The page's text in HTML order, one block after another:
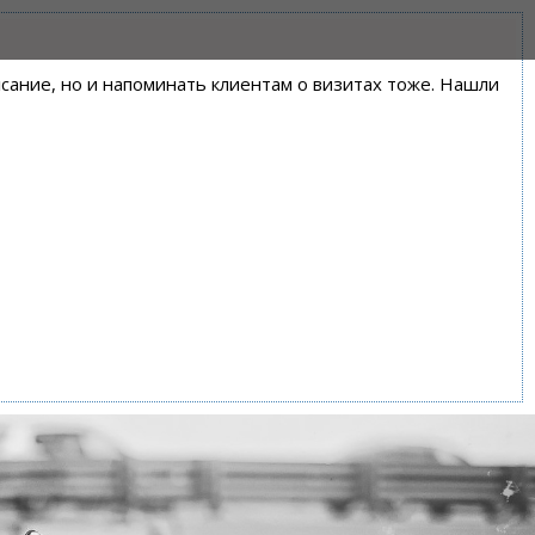
но и напоминать клиентам о визитах тоже. Нашли